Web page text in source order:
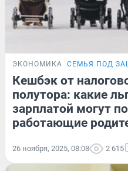
ЭКОНОМИКА СЕМЬЯ ПОД
Кешбэк от
полутора: какие
зарплатой могут
работающие
26 ноября, 2025, 08:08 2 615